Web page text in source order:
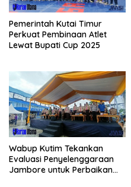
Pemerintah Kutai Timur
Perkuat Pembinaan Atlet
Lewat Bupati Cup 2025
Wabup Kutim Tekankan
Evaluasi Penyelenggaraan
Jambore untuk Perbaikan